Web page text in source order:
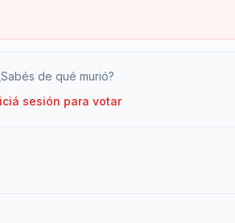
de qué murió?
sesión para votar